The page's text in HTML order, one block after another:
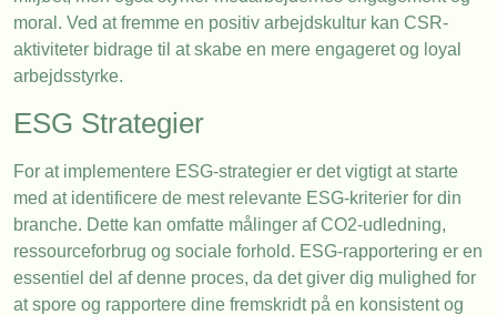
moral. Ved at fremme en positiv arbejdskultur kan CSR-
aktiviteter bidrage til at skabe en mere engageret og loyal
arbejdsstyrke.
ESG Strategier
For at implementere ESG-strategier er det vigtigt at starte
med at identificere de mest relevante ESG-kriterier for din
branche. Dette kan omfatte målinger af CO2-udledning,
ressourceforbrug og sociale forhold. ESG-rapportering er en
essentiel del af denne proces, da det giver dig mulighed for
at spore og rapportere dine fremskridt på en konsistent og